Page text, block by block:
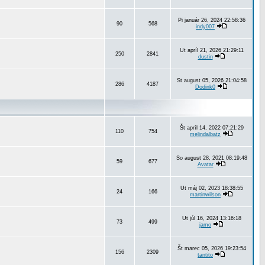
90 568
Pi január 26, 2024 22:58:36
indy007
250 2841
Ut apríl 21, 2026 21:29:11
dustin
286 4187
St august 05, 2026 21:04:58
Dodink0
110 754
Št apríl 14, 2022 07:21:29
melindalbatz
59 677
So august 28, 2021 08:19:48
Avatar
24 166
Ut máj 02, 2023 18:38:55
martinwilson
73 499
Ut júl 16, 2024 13:16:18
jamo
156 2309
Št marec 05, 2026 19:23:54
tantito